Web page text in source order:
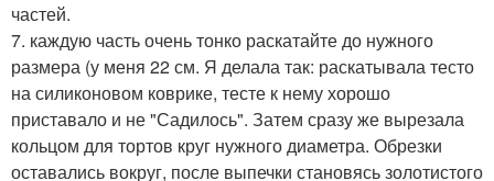
частей.
7. каждую часть очень тонко раскатайте до нужного
размера (у меня 22 см. Я делала так: раскатывала тесто
на силиконовом коврике, тесте к нему хорошо
приставало и не "Садилось". Затем сразу же вырезала
кольцом для тортов круг нужного диаметра. Обрезки
оставались вокруг, после выпечки становясь золотистого